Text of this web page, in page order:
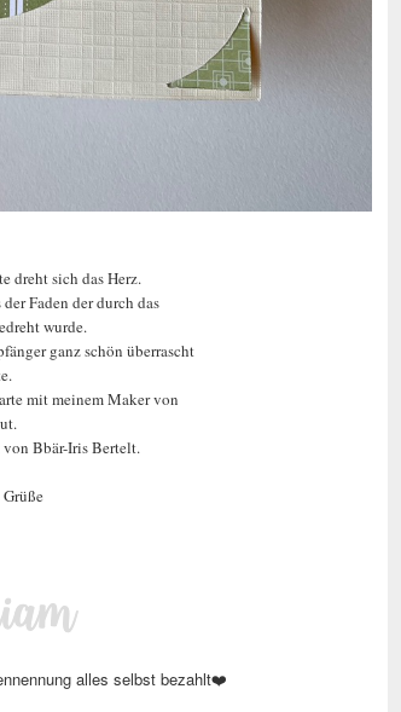
dreht sich das Herz.
Faden der durch das
wurde.
ganz schön überrascht
mit meinem Maker von
Bbär-Iris Bertelt.
alles selbst bezahlt❤️